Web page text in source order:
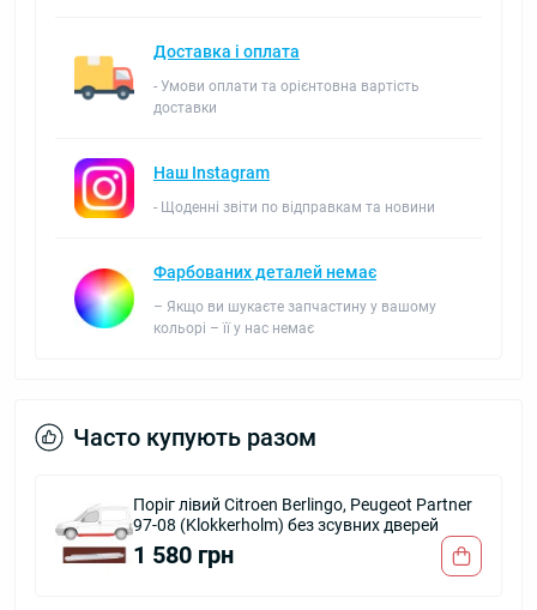
Доставка і оплата
- Умови оплати та орієнтовна вартість
доставки
Наш Instagram
- Щоденні звіти по відправкам та новини
Фарбованих деталей немає
– Якщо ви шукаєте запчастину у вашому
кольорі – її у нас немає
Часто купують разом
Поріг лівий Citroen Berlingo, Peugeot Partner
97-08 (Klokkerholm) без зсувних дверей
1 580 грн